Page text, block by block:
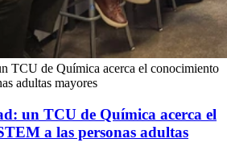
TCU de Química acerca el conocimiento
adultas mayores
un TCU de Química acerca el
a las personas adultas